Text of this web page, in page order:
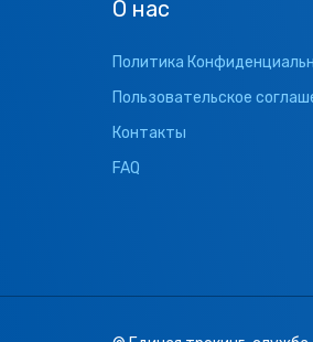
О нас
Политика
Пользовательское
Контакты
FAQ